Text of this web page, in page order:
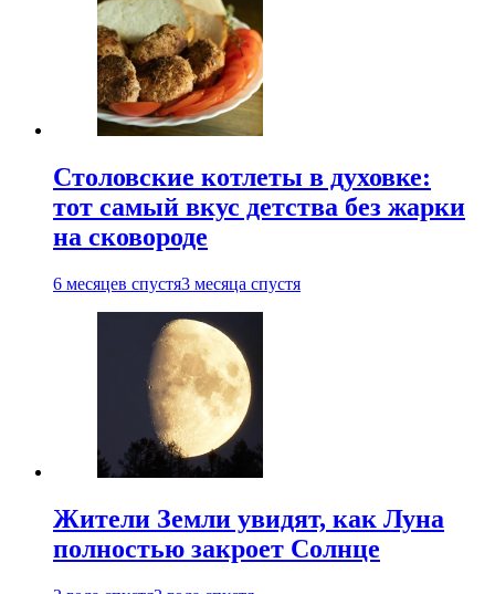
Столовские котлеты в духовке:
тот самый вкус детства без жарки
на сковороде
6 месяцев спустя3 месяца спустя
Жители Земли увидят, как Луна
полностью закроет Солнце